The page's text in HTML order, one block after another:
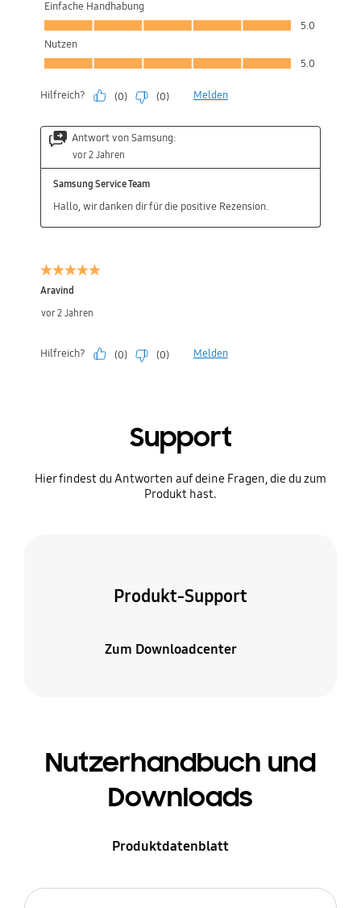
Support
Hier findest du Antworten auf deine Fragen, die du zum
Produkt hast.
Produkt-Support
Zum Downloadcenter
Nutzerhandbuch und
Downloads
Produktdatenblatt